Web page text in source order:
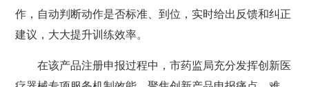
作，自动判断动作是否标准、到位，实时给出反馈和纠正
建议，大大提升训练效率。
在该产品注册申报过程中，市药监局充分发挥创新医